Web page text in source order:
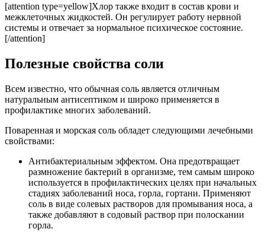
[attention type=yellow]Хлор также входит в состав крови и
межклеточных жидкостей. Он регулирует работу нервной
системы и отвечает за нормальное психическое состояние.
[/attention]
Полезные свойства соли
Всем известно, что обычная соль является отличным
натуральным антисептиком и широко применяется в
профилактике многих заболеваний.
Поваренная и морская соль обладет следующими лечебными
свойствами:
Антибактериальным эффектом. Она предотвращает
размножение бактерий в организме, тем самым широко
используется в профилактических целях при начальных
стадиях заболеваний носа, горла, гортани. Применяют
соль в виде солевых растворов для промывания носа, а
также добавляют в содовый раствор при полоскании
горла.